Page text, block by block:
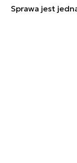
Sprawa jest